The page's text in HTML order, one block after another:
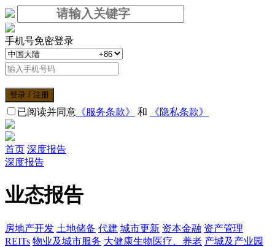
手机号免密登录
登录 / 注册
已阅读并同意 《服务条款》 和 《隐私条款》
首页 深度报告
深度报告
业态报告
房地产开发 土地储备 代建 城市更新 资本金融 资产管理
REITs 物业及城市服务 大健康生物医疗、养老 产城及产业园